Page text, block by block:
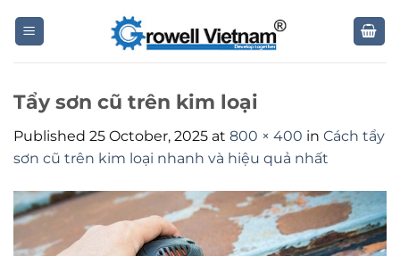
Tẩy sơn cũ trên kim loại
Published 25 October, 2025 at 800 × 400 in Cách tẩy
sơn cũ trên kim loại nhanh và hiệu quả nhất